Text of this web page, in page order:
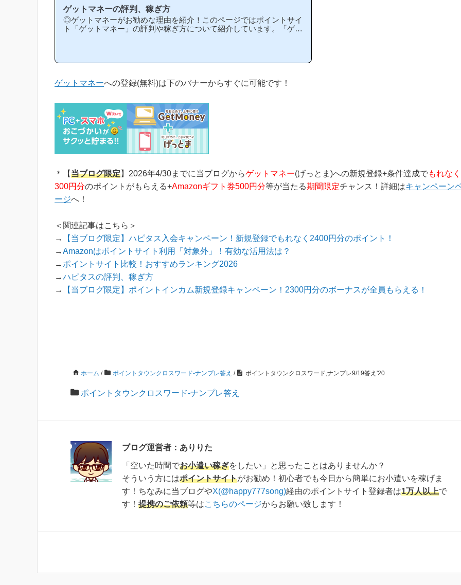
ゲットマネーの評判、稼ぎ方
◎ゲットマネーがお勧めな理由を紹介！このページではポイントサイ
ト「ゲットマネー」の評判や稼ぎ方について紹介しています。「ゲッ
い解説を目指しており、おかげ様で当ブログからゲットマネー等のポ
ジからゲットマネーへの新規登録はほんの数分で簡単にできるので、
下...
ゲットマネーへの登録(無料)は下のバナーからすぐに可能です！
＊【当ブログ限定】2026年4/30までに当ブログからゲットマネー(げっとま)への新規登録+条件達成でもれなく
300円分のポイントがもらえる+Amazonギフト券500円分等が当たる期間限定チャンス！詳細はキャンペーン
ージへ！
＜関連記事はこちら＞
→
【当ブログ限定】ハピタス入会キャンペーン！新規登録でもれなく2400円分のポイント！
→Amazonはポイントサイト利用「対象外」！有効な活用法は？
→ ポイントサイト比較！おすすめランキング2026
→ハピタスの評判、稼ぎ方
→
【当ブログ限定】ポイントインカム新規登録キャンペーン！2300円分のボーナスが全員もらえる！
ホーム / ポイントタウンクロスワード-ナンプレ答え / ポイントタウンクロスワード,ナンプレ9/19答え'20
ポイントタウンクロスワード-ナンプレ答え
ブログ運営者：ありりた
「空いた時間でお小遣い稼ぎをしたい」と思ったことはありませんか？
そういう方にはポイントサイトがお勧め！初心者でも今日から簡単にお小遣いを稼げま
す！ちなみに当ブログやX(@happy777song)経由のポイントサイト登録者は1万人以上で
す！ 提携のご依頼等はこちらのページからお願い致します！